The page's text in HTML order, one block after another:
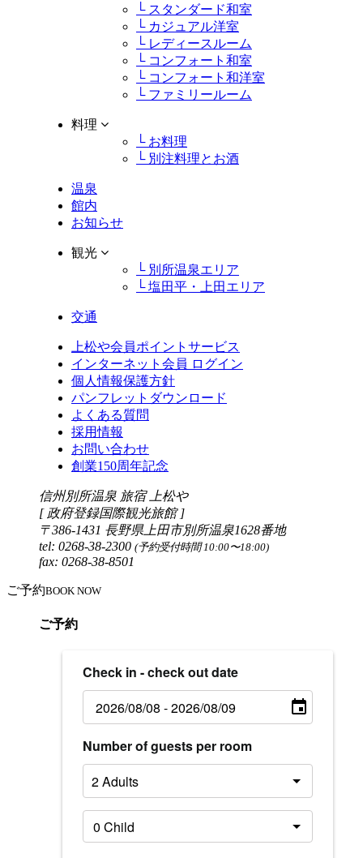
└ スタンダード和室
└ カジュアル洋室
└ レディースルーム
└ コンフォート和室
└ コンフォート和洋室
└ ファミリールーム
料理
└ お料理
└ 別注料理とお酒
温泉
館内
お知らせ
観光
└ 別所温泉エリア
└ 塩田平・上田エリア
交通
上松や会員ポイントサービス
インターネット会員 ログイン
個人情報保護方針
パンフレットダウンロード
よくある質問
採用情報
お問い合わせ
創業150周年記念
信州別所温泉 旅宿 上松や
[ 政府登録国際観光旅館 ]
〒386-1431 長野県上田市別所温泉1628番地
tel: 0268-38-2300 (予約受付時間 10:00〜18:00)
fax: 0268-38-8501
ご予約BOOK NOW
ご予約
Check in - check out date
Number of guests per room